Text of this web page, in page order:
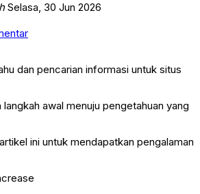
Selasa, 30 Jun 2026
langkah awal menuju pengetahuan yang
ini untuk mendapatkan pengalaman